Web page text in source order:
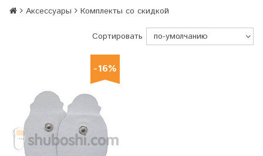
Аксессуары Комплекты со скидкой
Сортировать
-16%